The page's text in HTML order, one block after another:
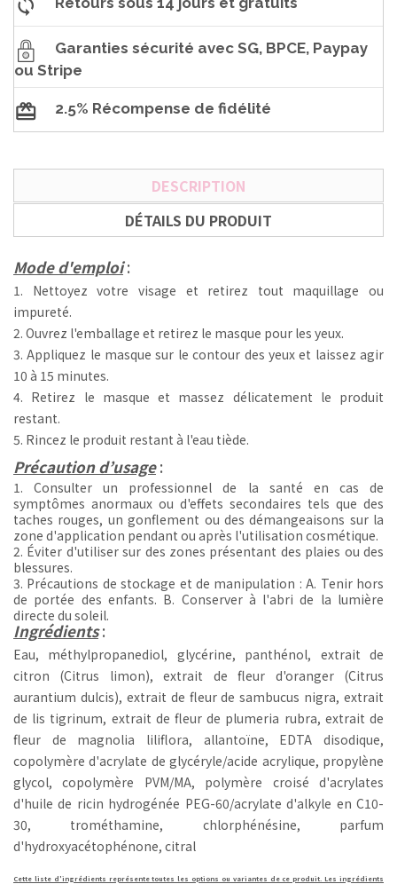
Garanties sécurité avec SG, BPCE, Paypay
ou Stripe
2.5% Récompense de fidélité
DESCRIPTION
DÉTAILS DU PRODUIT
Mode d'emploi:
1. Nettoyez votre visage et retirez tout maquillage ou
impureté.
2. Ouvrez l'emballage et retirez le masque pour les yeux.
3. Appliquez le masque sur le contour des yeux et laissez agir
10 à 15 minutes.
4. Retirez le masque et massez délicatement le produit
restant.
5. Rincez le produit restant à l'eau tiède.
Précaution d’usage:
1. Consulter un professionnel de la santé en cas de
symptômes anormaux ou d'effets secondaires tels que des
taches rouges, un gonflement ou des démangeaisons sur la
zone d'application pendant ou après l'utilisation cosmétique.
2. Éviter d'utiliser sur des zones présentant des plaies ou des
blessures.
3. Précautions de stockage et de manipulation : A. Tenir hors
de portée des enfants. B. Conserver à l'abri de la lumière
directe du soleil.
Ingrédients:
Eau, méthylpropanediol, glycérine, panthénol, extrait de
citron (Citrus limon), extrait de fleur d'oranger (Citrus
aurantium dulcis), extrait de fleur de sambucus nigra, extrait
de lis tigrinum, extrait de fleur de plumeria rubra, extrait de
fleur de magnolia liliflora, allantoïne, EDTA disodique,
copolymère d'acrylate de glycéryle/acide acrylique, propylène
glycol, copolymère PVM/MA, polymère croisé d'acrylates
d'huile de ricin hydrogénée PEG-60/acrylate d'alkyle en C10-
30, trométhamine, chlorphénésine, parfum
d'hydroxyacétophénone, citral
Cette liste d'ingrédients représente toutes les options ou variantes de ce produit. Les ingrédients